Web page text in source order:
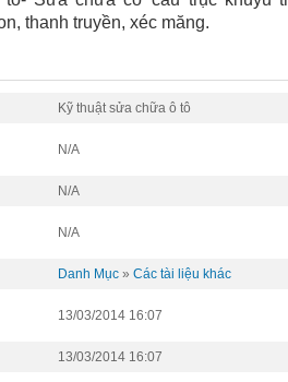
thanh truyền, xéc măng.
Kỹ thuật sửa chữa ô tô
N/A
N/A
N/A
Danh Mục» Các tài liệu khác
13/03/2014 16:07
13/03/2014 16:07